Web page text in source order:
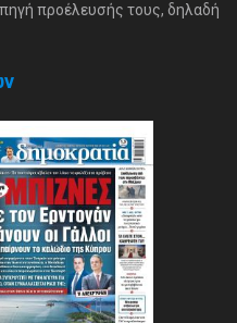
προέλευσής τους, δηλαδή